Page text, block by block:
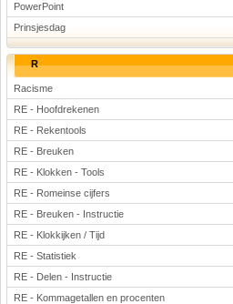
PowerPoint
Prinsjesdag
R
Racisme
RE - Hoofdrekenen
RE - Rekentools
RE - Breuken
RE - Klokken - Tools
RE - Romeinse cijfers
RE - Breuken - Instructie
RE - Klokkijken / Tijd
RE - Statistiek
RE - Delen - Instructie
RE - Kommagetallen en procenten